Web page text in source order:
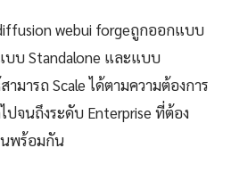
webui forgeถูกออกแบบ
บบ Standalone และแบบ
มารถ Scale ได้ตามความต้องการ
ปจนถึงระดับ Enterprise ที่ต้อง
นพร้อมกัน